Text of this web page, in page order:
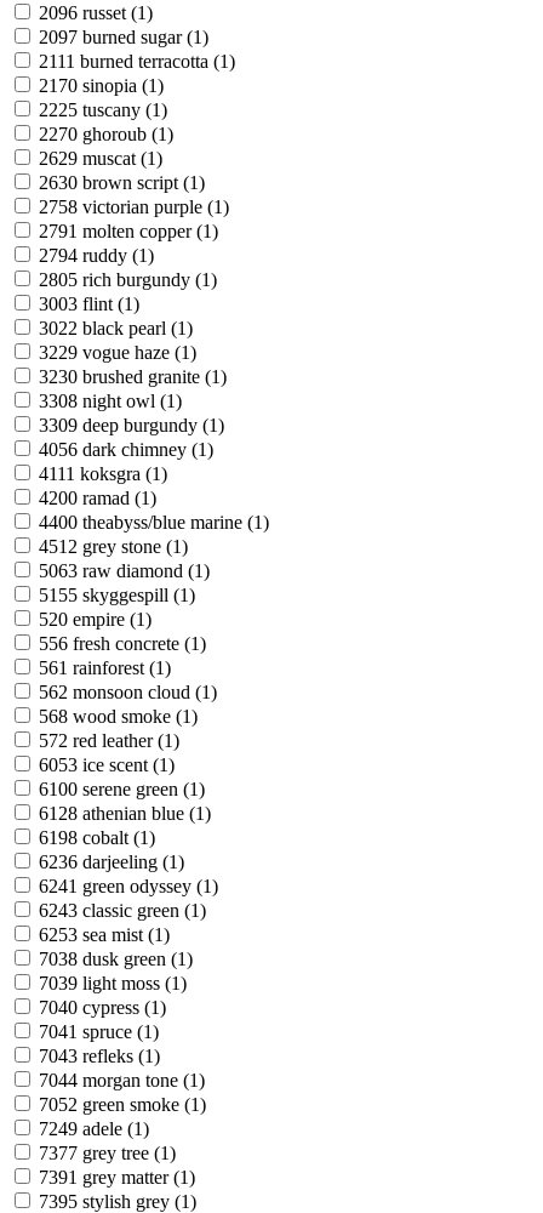
2096 russet (1)
2097 burned sugar (1)
2111 burned terracotta (1)
2170 sinopia (1)
2225 tuscany (1)
2270 ghoroub (1)
2629 muscat (1)
2630 brown script (1)
2758 victorian purple (1)
2791 molten copper (1)
2794 ruddy (1)
2805 rich burgundy (1)
3003 flint (1)
3022 black pearl (1)
3229 vogue haze (1)
3230 brushed granite (1)
3308 night owl (1)
3309 deep burgundy (1)
4056 dark chimney (1)
4111 koksgra (1)
4200 ramad (1)
4400 theabyss/blue marine (1)
4512 grey stone (1)
5063 raw diamond (1)
5155 skyggespill (1)
520 empire (1)
556 fresh concrete (1)
561 rainforest (1)
562 monsoon cloud (1)
568 wood smoke (1)
572 red leather (1)
6053 ice scent (1)
6100 serene green (1)
6128 athenian blue (1)
6198 cobalt (1)
6236 darjeeling (1)
6241 green odyssey (1)
6243 classic green (1)
6253 sea mist (1)
7038 dusk green (1)
7039 light moss (1)
7040 cypress (1)
7041 spruce (1)
7043 refleks (1)
7044 morgan tone (1)
7052 green smoke (1)
7249 adele (1)
7377 grey tree (1)
7391 grey matter (1)
7395 stylish grey (1)